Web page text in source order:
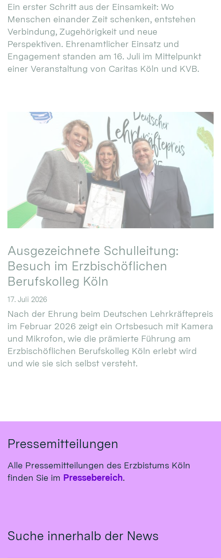
Ein erster Schritt aus der Einsamkeit: Wo
Menschen einander Zeit schenken, entstehen
Verbindung, Zugehörigkeit und neue
Perspektiven. Ehrenamtlicher Einsatz und
Engagement standen am 16. Juli im Mittelpunkt
einer Veranstaltung von Caritas Köln und KVB.
Ausgezeichnete Schulleitung:
Besuch im Erzbischöflichen
Berufskolleg Köln
17. Juli 2026
Nach der Ehrung beim Deutschen Lehrkräftepreis
im Februar 2026 zeigt ein Ortsbesuch mit Kamera
und Mikrofon, wie die prämierte Führung am
Erzbischöflichen Berufskolleg Köln erlebt wird
und wie sie sich selbst versteht.
Pressemitteilungen
Alle Pressemitteilungen des Erzbistums Köln
finden Sie im Pressebereich.
Suche innerhalb der News